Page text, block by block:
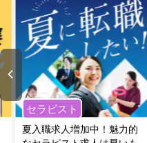
セラピスト
夏入職求人増加中！魅力的